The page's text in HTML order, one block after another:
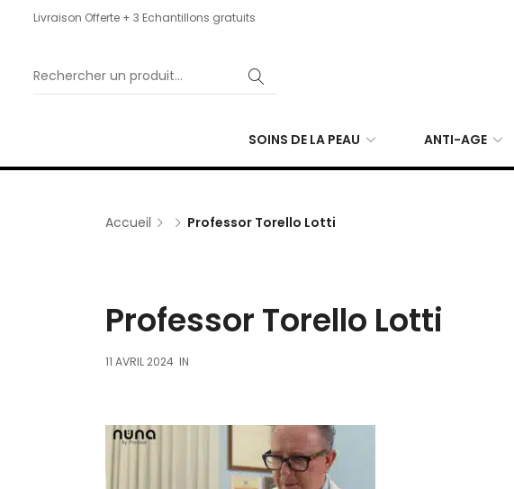
Livraison Offerte + 3 Echantillons gratuits
SOINS DE LA PEAU ANTI-AGE
Accueil Professor Torello Lotti
Professor Torello Lotti
11 AVRIL 2024 IN